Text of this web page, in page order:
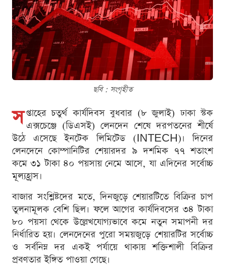
ছবি : সংগৃহীত
স প্তাহের চতুর্থ কার্যদিবস বুধবার (৮ জুলাই) ঢাকা স্টক
এক্সচেঞ্জে (ডিএসই) লেনদেন শেষে দরপতনের শীর্ষে
উঠে এসেছে ইনটেক লিমিটেড (INTECH)। দিনের
লেনদেনে কোম্পানিটির শেয়ারদর ৯ দশমিক ৭৭ শতাংশ
কমে ৩১ টাকা ৪০ পয়সায় নেমে আসে, যা এদিনের সর্বোচ্চ
মূল্যহ্রাস।
বাজার সংশ্লিষ্টদের মতে, দিনজুড়ে শেয়ারটিতে বিক্রির চাপ
তুলনামূলক বেশি ছিল। ফলে আগের কার্যদিবসের ৩৪ টাকা
৮০ পয়সা থেকে উল্লেখযোগ্যভাবে কমে নতুন সমাপনী দর
নির্ধারিত হয়। লেনদেনের পুরো সময়জুড়ে শেয়ারটির সর্বোচ্চ
ও সর্বনিম্ন দর একই পর্যায়ে থাকায় শক্তিশালী বিক্রির
প্রবণতার ইঙ্গিত পাওয়া গেছে।